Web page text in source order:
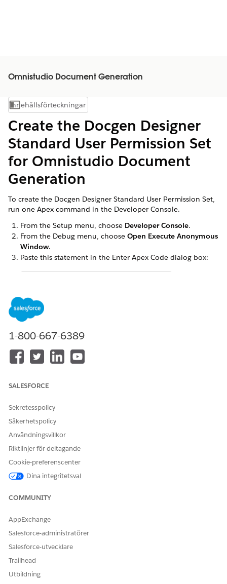
Omnistudio Document Generation
Visa innehållsförteckning
Innehållsförteckningar
Create the Docgen Designer
Standard User Permission Set
for Omnistudio Document
Generation
To create the Docgen Designer Standard User Permission Set,
run one Apex command in the Developer Console.
From the Setup menu, choose Developer Console.
From the Debug menu, choose Open Execute Anonymous
Window.
Paste this statement in the Enter Apex Code dialog box:
Select the entire statement.
ClickExecute Highlighted
Assign the permission set to your users.
1-800-667-6389
SALESFORCE
Sekretesspolicy
Säkerhetspolicy
Användningsvillkor
Riktlinjer för deltagande
Cookie-preferenscenter
Dina integritetsval
COMMUNITY
AppExchange
Salesforce-administratörer
Salesforce-utvecklare
Trailhead
Utbildning